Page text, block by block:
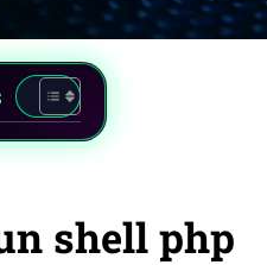
shell php